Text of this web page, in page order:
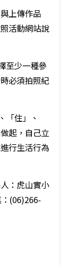
上傳作品
活動網站說
至少一種參
必須拍照紀
「住」、
起，自己立
行生活行為
：虎山實小
(06)266-